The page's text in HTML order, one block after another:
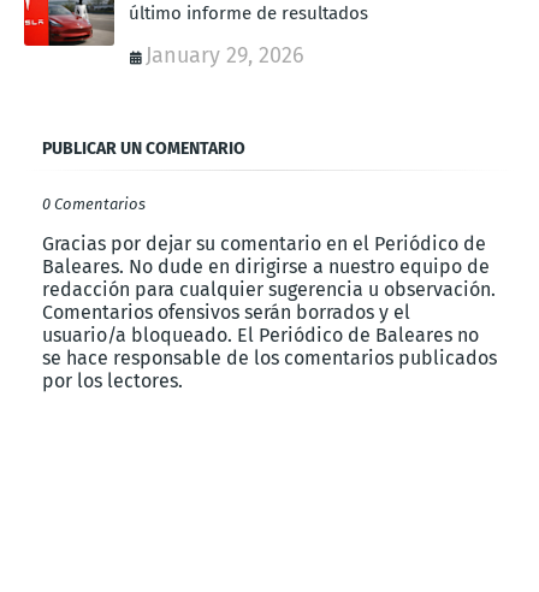
último informe de resultados
January 29, 2026
PUBLICAR UN COMENTARIO
0 Comentarios
Gracias por dejar su comentario en el Periódico de
Baleares. No dude en dirigirse a nuestro equipo de
redacción para cualquier sugerencia u observación.
Comentarios ofensivos serán borrados y el
usuario/a bloqueado. El Periódico de Baleares no
se hace responsable de los comentarios publicados
por los lectores.